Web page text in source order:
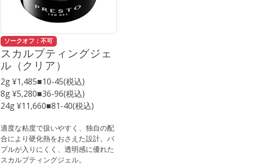
ソークオフ：不可
スカルプティングジェ
ル（クリア）
2g ¥1,485■10-45(税込)
8g ¥5,280■36-96(税込)
24g ¥11,660■81-40(税込)
適度な粘度で扱いやすく、独自の配
合により硬化熱をおさえた設計。バ
ブルが入りにくく、透明感に優れた
スカルプティングジェル。